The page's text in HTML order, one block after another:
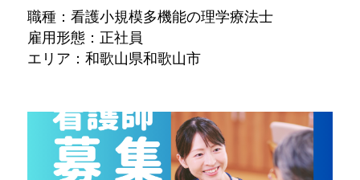
職種：看護小規模多機能の理学療法士
雇用形態：正社員
エリア：和歌山県和歌山市